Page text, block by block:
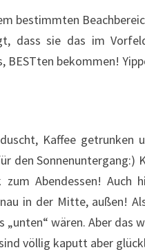
bestimmten
dass sie das im
BESTten bekommen!
Kaffee getrunken
den Sonnenuntergang:)
Abendessen! Auch
in der Mitte, außen!
wären. Aber das
völlig kaputt aber